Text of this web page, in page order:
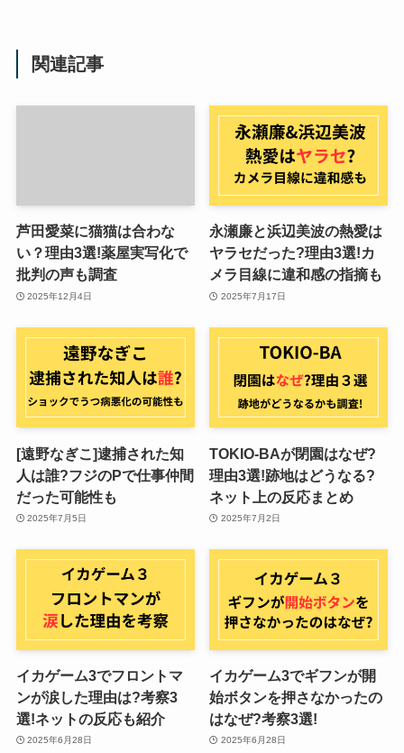
関連記事
芦田愛菜に猫猫は合わな
い？理由3選!薬屋実写化で
批判の声も調査
2025年12月4日
永瀬廉と浜辺美波の熱愛は
ヤラセだった?理由3選!カ
メラ目線に違和感の指摘も
2025年7月17日
[遠野なぎこ]逮捕された知
人は誰?フジのPで仕事仲間
だった可能性も
2025年7月5日
TOKIO-BAが閉園はなぜ?
理由3選!跡地はどうなる?
ネット上の反応まとめ
2025年7月2日
イカゲーム3でフロントマ
ンが涙した理由は?考察3
選!ネットの反応も紹介
2025年6月28日
イカゲーム3でギフンが開
始ボタンを押さなかったの
はなぜ?考察3選!
2025年6月28日